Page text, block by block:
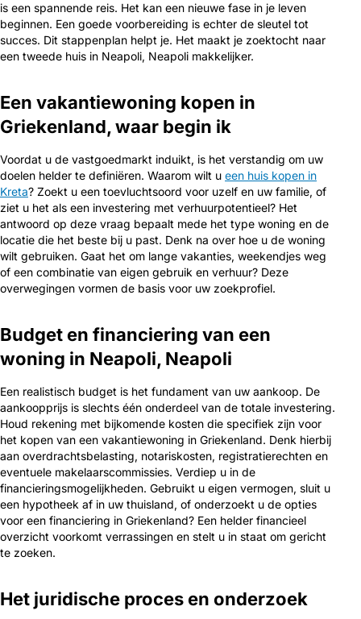
is een spannende reis. Het kan een nieuwe fase in je leven
beginnen. Een goede voorbereiding is echter de sleutel tot
succes. Dit stappenplan helpt je. Het maakt je zoektocht naar
een tweede huis in Neapoli, Neapoli makkelijker.
Een vakantiewoning kopen in
Griekenland, waar begin ik
Voordat u de vastgoedmarkt induikt, is het verstandig om uw
doelen helder te definiëren. Waarom wilt u een huis kopen in
Kreta? Zoekt u een toevluchtsoord voor uzelf en uw familie, of
ziet u het als een investering met verhuurpotentieel? Het
antwoord op deze vraag bepaalt mede het type woning en de
locatie die het beste bij u past. Denk na over hoe u de woning
wilt gebruiken. Gaat het om lange vakanties, weekendjes weg
of een combinatie van eigen gebruik en verhuur? Deze
overwegingen vormen de basis voor uw zoekprofiel.
Budget en financiering van een
woning in Neapoli, Neapoli
Een realistisch budget is het fundament van uw aankoop. De
aankoopprijs is slechts één onderdeel van de totale investering.
Houd rekening met bijkomende kosten die specifiek zijn voor
het kopen van een vakantiewoning in Griekenland. Denk hierbij
aan overdrachtsbelasting, notariskosten, registratierechten en
eventuele makelaarscommissies. Verdiep u in de
financieringsmogelijkheden. Gebruikt u eigen vermogen, sluit u
een hypotheek af in uw thuisland, of onderzoekt u de opties
voor een financiering in Griekenland? Een helder financieel
overzicht voorkomt verrassingen en stelt u in staat om gericht
te zoeken.
Het juridische proces en onderzoek